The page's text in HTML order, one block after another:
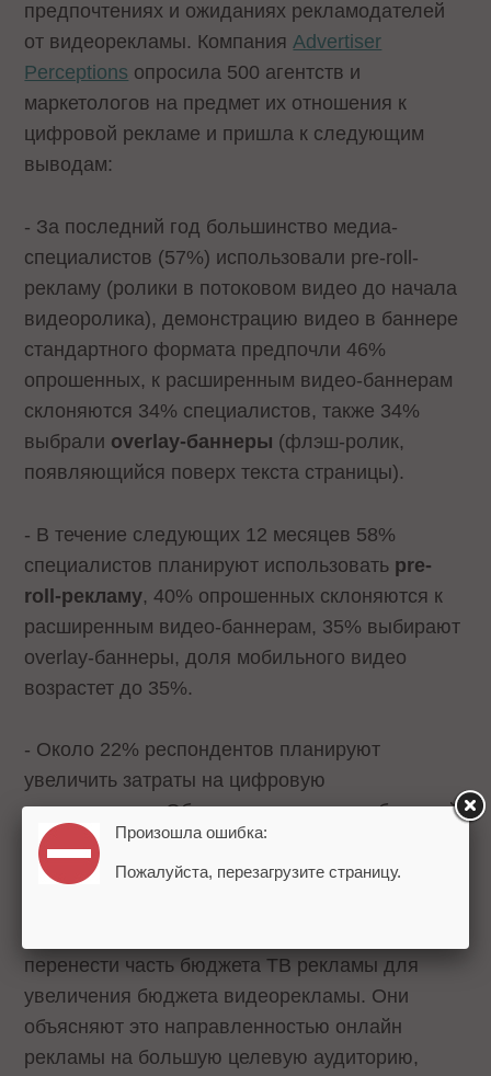
предпочтениях и ожиданиях рекламодателей
от видеорекламы. КомпанияAdvertiser
Perceptions опросила 500 агентств и
маркетологов на предмет их отношения к
цифровой рекламе и пришла к следующим
выводам:
- За последний год большинство медиа-
специалистов (57%) использовали pre-roll-
рекламу (ролики в потоковом видео до начала
видеоролика), демонстрацию видео в баннере
стандартного формата предпочли 46%
опрошенных, к расширенным видео-баннерам
склоняются 34% специалистов, также 34%
выбрали overlay-баннеры (флэш-ролик,
появляющийся поверх текста страницы).
- В течение следующих 12 месяцев 58%
специалистов планируют использовать pre-
roll-рекламу, 40% опрошенных склоняются к
расширенным видео-баннерам, 35% выбирают
overlay-баннеры, доля мобильного видео
возрастет до 35%.
- Около 22% респондентов планируют
увеличить затраты на цифровую
видеорекламу. Обоснованием служит большой
охват аудитории, размер затрат, высокий
уровень рекламного контакта.
перенести часть бюджета ТВ рекламы для
увеличения бюджета видеорекламы. Они
объясняют это направленностью онлайн
рекламы на большую целевую аудиторию,
Произошла ошибка:
Пожалуйста, перезагрузите страницу.